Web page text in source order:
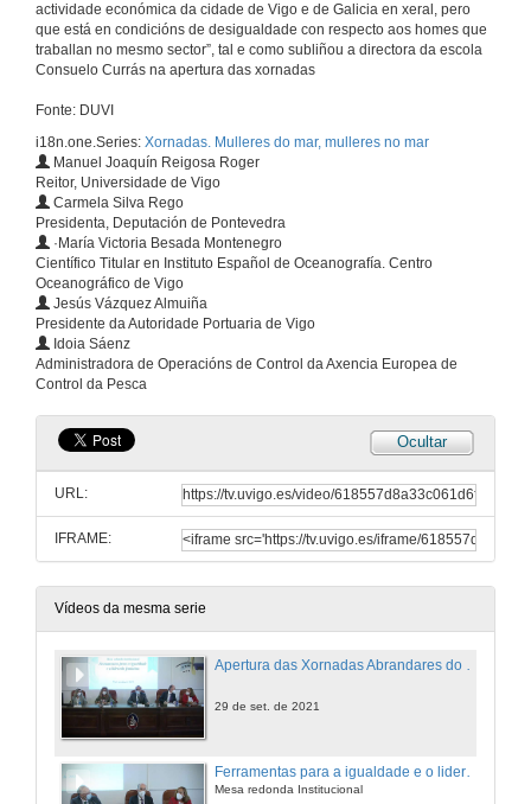
actividade económica da cidade de Vigo e de Galicia en xeral, pero
que está en condicións de desigualdade con respecto aos homes que
traballan no mesmo sector”, tal e como subliñou a directora da escola
Consuelo Currás na apertura das xornadas
Fonte: DUVI
i18n.one.Series: Xornadas. Mulleres do mar, mulleres no mar
Manuel Joaquín Reigosa Roger
Reitor, Universidade de Vigo
Carmela Silva Rego
Presidenta, Deputación de Pontevedra
·María Victoria Besada Montenegro
Científico Titular en Instituto Español de Oceanografía. Centro
Oceanográfico de Vigo
Jesús Vázquez Almuiña
Presidente da Autoridade Portuaria de Vigo
Idoia Sáenz
Administradora de Operacións de Control da Axencia Europea de
Control da Pesca
Ocultar
URL:
IFRAME:
Vídeos da mesma serie
Apertura das Xornadas Abrandares do Mar, Mulleres no Mar
29 de set. de 2021
Mesa redonda Institucional